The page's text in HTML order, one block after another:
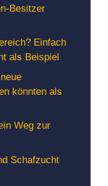
Besitzer
Einfach
als Beispiel
könnten als
Weg zur
Schafzucht